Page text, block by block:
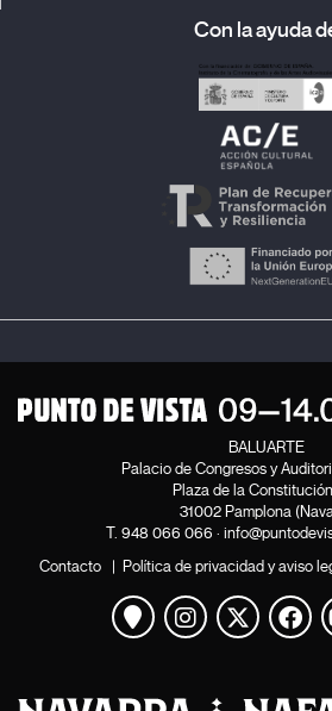
Con la ayuda
BALUARTE
Palacio de Congresos y
Plaza de la
31002 Pamplona
T. 948 066 066 ·
Contacto | Política de privacidad y aviso
Ver mapa